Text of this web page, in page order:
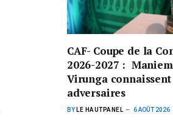
CAF- Coupe de la
2026-2027 :
Virunga
adversaires
BY LE HAUTPANEL 6 AOÛT 2026